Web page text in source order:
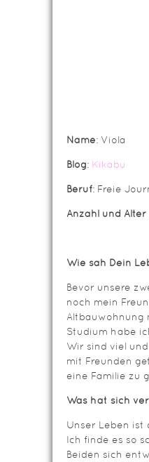
Name: Viola
Blog: Kikabu
Beruf: Freie
Anzahl und
Wie sah Dein
Bevor unsere
noch mein
Altbauwohnung
Studium habe
Wir sind viel
mit Freunden
eine Familie zu
Was hat sich
Unser Leben ist
Ich finde es so
Beiden sich